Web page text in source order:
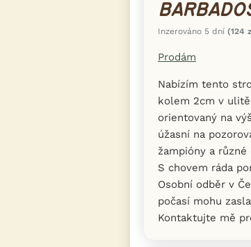
Inzerováno 5 dní (124
Prodám
Nabízím tento
kolem 2cm v
orientovaný na
úžasní na
žampióny a
S chovem ráda
Osobní odběr v
počasí mohu
Kontaktujte mě